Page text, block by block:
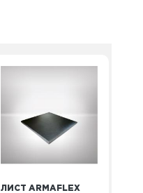
ЛИСТ ARMAFLEX